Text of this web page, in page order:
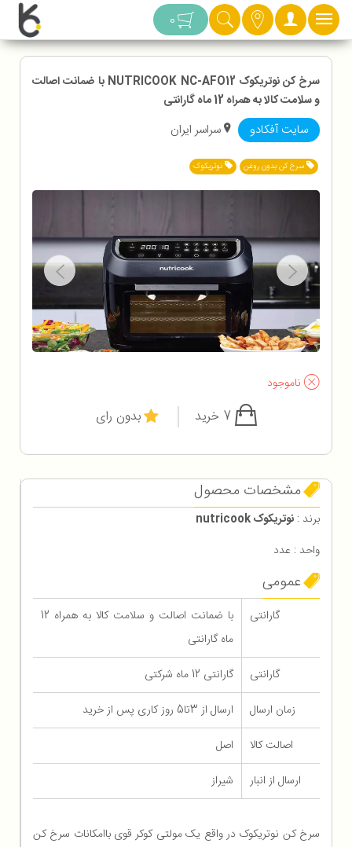
دسته بندی 0
سرخ کن نوتریکوک NUTRICOOK NC-AFO12 با ضمانت اصالت
و سلامت کالا به همراه 12 ماه گارانتی
سایت آفکادو سراسر ایران
سرخ کن بدون روغن نوتریکوک
ناموجود
7 خرید بدون رای
مشخصات محصول
برند : نوتریکوک nutricook
واحد : عدد
عمومی
گارانتی
با ضمانت اصالت و سلامت کالا به همراه 12
ماه گارانتی
گارانتی
گارانتی 12 ماه شرکتی
زمان ارسال
ارسال از 3تا5 روز کاری پس از خرید
اصالت کالا
اصل
ارسال از انبار
شیراز
سرخ کن نوتریکوک در واقع یک مولتی کوکر قوی باامکانات سرخ کن